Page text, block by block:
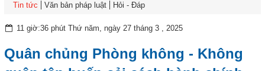
Tin tức
Văn bản pháp luật Hỏi - Đáp
11 giờ:36 phút Thứ năm, ngày 27 tháng 3 , 2025
Quân chủng Phòng không - Không